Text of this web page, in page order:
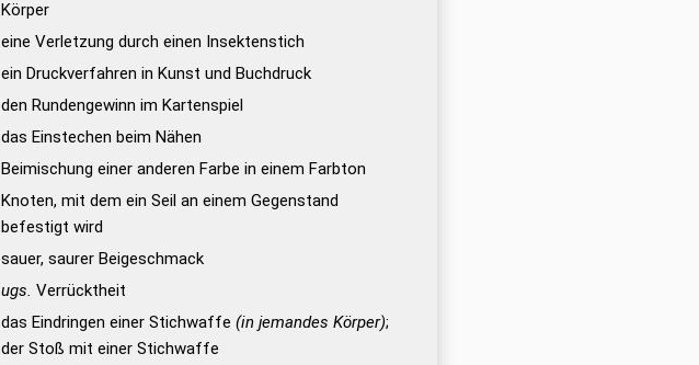
Körper
eine Verletzung durch einen Insektenstich
ein Druckverfahren in Kunst und Buchdruck
den Rundengewinn im Kartenspiel
das Einstechen beim Nähen
Beimischung einer anderen Farbe in einem Farbton
Knoten, mit dem ein Seil an einem Gegenstand
befestigt wird
sauer, saurer Beigeschmack
ugs. Verrücktheit
das Eindringen einer Stichwaffe (in jemandes Körper);
der Stoß mit einer Stichwaffe